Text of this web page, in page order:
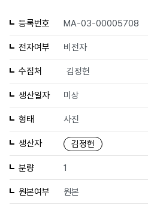
등록번호 MA-03-00005708
전자여부 비전자
수집처 김정헌
생산일자 미상
형태 사진
생산자 김정헌
분량 1
원본여부 원본